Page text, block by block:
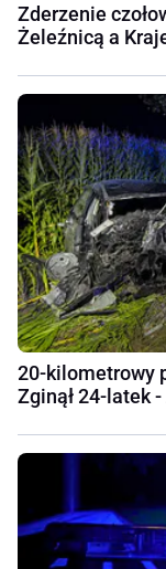
Zderzenie
Żeleźnicą a
20-kilometrowy
Zginął 24-latek